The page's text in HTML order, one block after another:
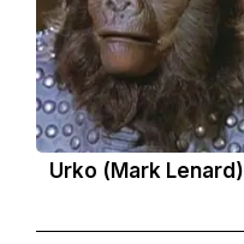
Urko (Mark Lenard)